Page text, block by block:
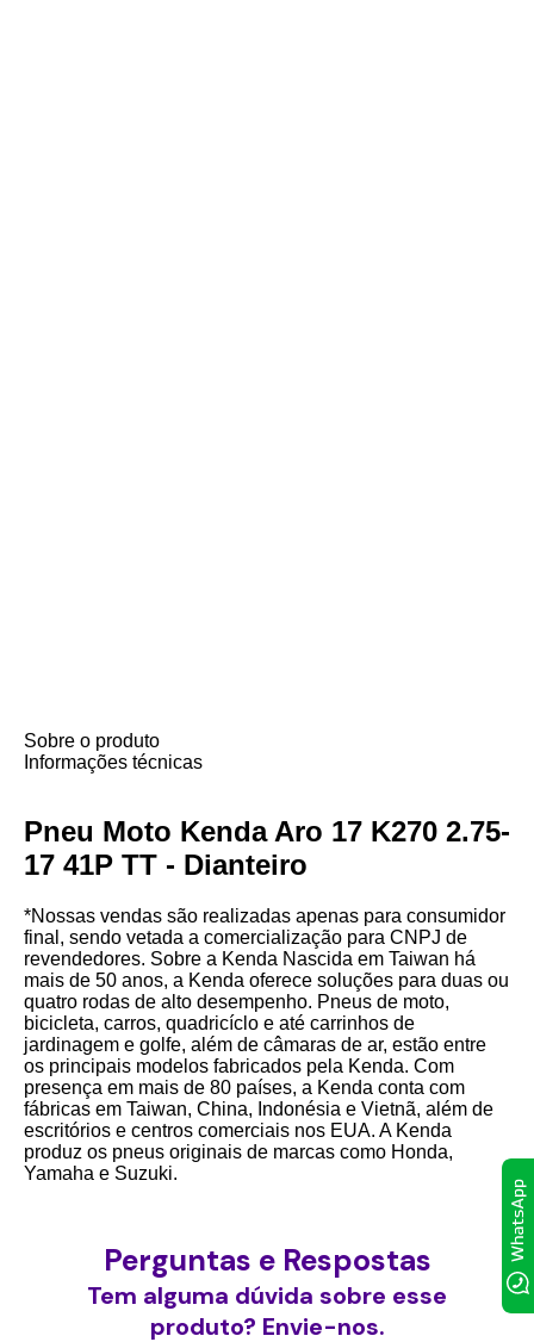
Sobre o produto
Informações técnicas
Pneu Moto Kenda Aro 17 K270 2.75-
17 41P TT - Dianteiro
*Nossas vendas são realizadas apenas para consumidor
final, sendo vetada a comercialização para CNPJ de
revendedores. Sobre a Kenda Nascida em Taiwan há
mais de 50 anos, a Kenda oferece soluções para duas ou
quatro rodas de alto desempenho. Pneus de moto,
bicicleta, carros, quadricíclo e até carrinhos de
jardinagem e golfe, além de câmaras de ar, estão entre
os principais modelos fabricados pela Kenda. Com
presença em mais de 80 países, a Kenda conta com
fábricas em Taiwan, China, Indonésia e Vietnã, além de
escritórios e centros comerciais nos EUA. A Kenda
produz os pneus originais de marcas como Honda,
Yamaha e Suzuki.
Perguntas e Respostas
Tem alguma dúvida sobre esse
produto? Envie-nos.